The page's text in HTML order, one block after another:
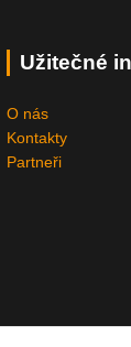
Užitečné
O nás
Kontakty
Partneři